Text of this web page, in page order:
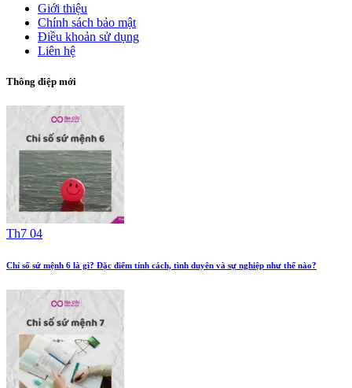
Giới thiệu
Chính sách bảo mật
Điều khoản sử dụng
Liên hệ
Thông điệp mới
Th7 04
Chỉ số sứ mệnh 6 là gì? Đặc điểm tính cách, tình duyên và sự nghiệp như thế nào?